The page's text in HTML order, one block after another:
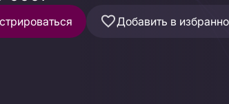
Добавить в